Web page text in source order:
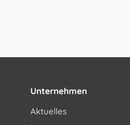
Unternehmen
Aktuelles